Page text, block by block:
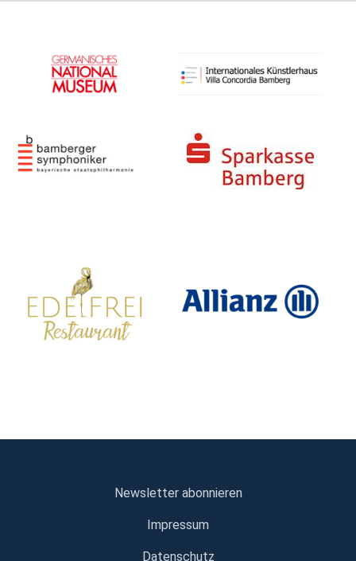
Newsletter abonnieren
Impressum
Datenschutz